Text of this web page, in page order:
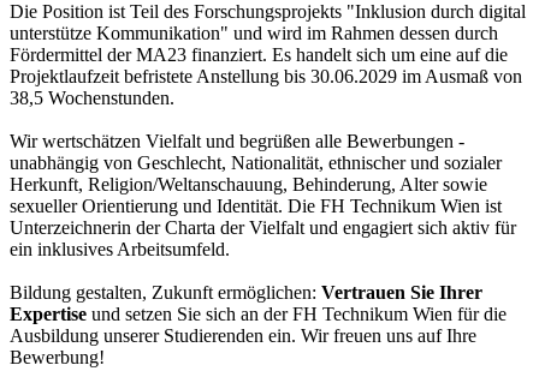
Die Position ist Teil des Forschungsprojekts "Inklusion durch digital
unterstütze Kommunikation" und wird im Rahmen dessen durch
Fördermittel der MA23 finanziert. Es handelt sich um eine auf die
Projektlaufzeit befristete Anstellung bis 30.06.2029 im Ausmaß von
38,5 Wochenstunden.
Wir wertschätzen Vielfalt und begrüßen alle Bewerbungen -
unabhängig von Geschlecht, Nationalität, ethnischer und sozialer
Herkunft, Religion/Weltanschauung, Behinderung, Alter sowie
sexueller Orientierung und Identität. Die FH Technikum Wien ist
Unterzeichnerin der Charta der Vielfalt und engagiert sich aktiv für
ein inklusives Arbeitsumfeld.
Bildung gestalten, Zukunft ermöglichen: Vertrauen Sie Ihrer
Expertise und setzen Sie sich an der FH Technikum Wien für die
Ausbildung unserer Studierenden ein. Wir freuen uns auf Ihre
Bewerbung!